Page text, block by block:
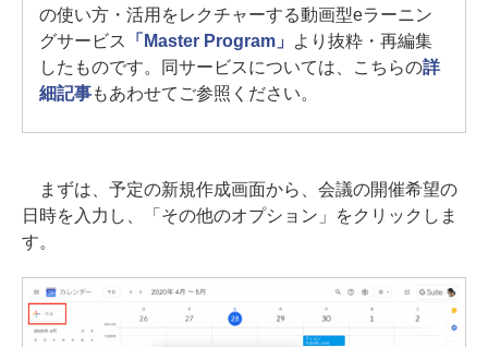
の使い方・活用をレクチャーする動画型eラーニン
グサービス
「Master Program」
より抜粋・再編集
したものです。同サービスについては、こちらの詳
細記事もあわせてご参照ください。
まずは、予定の新規作成画面から、会議の開催希望の
日時を入力し、「その他のオプション」をクリックしま
す。